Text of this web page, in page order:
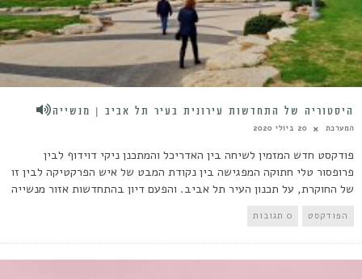
היסטוריה של התחדשות עירונית בעיר תל אביב | מנשייה
המערכת 20 ביולי 2020
פודקסט חדש המזמין לשיחה בין האדריכל והמתכנן ניקי דוידוף לבין
פרופסור טלי חתוקה המפגישה בין נקודת המבט של איש הפרקטיקה לבין זו
של החוקרת, על תכנון העיר תל אביב. והפעם דיון בהתחדשות אזור מנשייה
הפודקסט 0 תגובות